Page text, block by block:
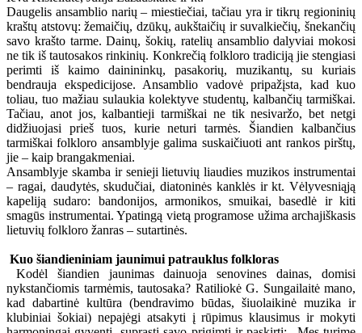
Daugelis ansamblio narių – miestiečiai, tačiau yra ir tikrų regioninių
kraštų atstovų: žemaičių, dzūkų, aukštaičių ir suvalkiečių, šnekančių
savo krašto tarme. Dainų, šokių, ratelių ansamblio dalyviai mokosi
ne tik iš tautosakos rinkinių. Konkrečią folkloro tradiciją jie stengiasi
perimti iš kaimo dainininkų, pasakorių, muzikantų, su kuriais
bendrauja ekspedicijose. Ansamblio vadovė pripažįsta, kad kuo
toliau, tuo mažiau sulaukia kolektyve studentų, kalbančių tarmiškai.
Tačiau, anot jos, kalbantieji tarmiškai ne tik nesivaržo, bet netgi
didžiuojasi prieš tuos, kurie neturi tarmės. Šiandien kalbančius
tarmiškai folkloro ansamblyje galima suskaičiuoti ant rankos pirštų,
jie – kaip brangakmeniai.
Ansamblyje skamba ir senieji lietuvių liaudies muzikos instrumentai
– ragai, daudytės, skudučiai, diatoninės kanklės ir kt. Vėlyvesniąją
kapeliją sudaro: bandonijos, armonikos, smuikai, basedlė ir kiti
smagūs instrumentai. Ypatingą vietą programose užima archajiškasis
lietuvių folkloro žanras – sutartinės.
Kuo šiandieniniam jaunimui patrauklus folkloras
Kodėl šiandien jaunimas dainuoja senovines dainas, domisi
nykstančiomis tarmėmis, tautosaka? Ratiliokė G. Sungailaitė mano,
kad dabartinė kultūra (bendravimo būdas, šiuolaikinė muzika ir
klubiniai šokiai) nepajėgi atsakyti į rūpimus klausimus ir mokyti